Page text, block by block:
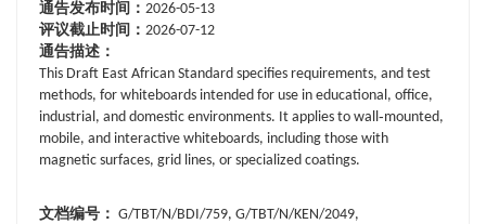
通告发布时间： 2026-05-13
评议截止时间： 2026-07-12
通告描述：
This Draft East African Standard specifies requirements, and test
methods, for whiteboards intended for use in educational, office,
industrial, and domestic environments. It applies to wall‑mounted,
mobile, and interactive whiteboards, including those with
magnetic surfaces, grid lines, or specialized coatings.
文档编号： G/TBT/N/BDI/759, G/TBT/N/KEN/2049,